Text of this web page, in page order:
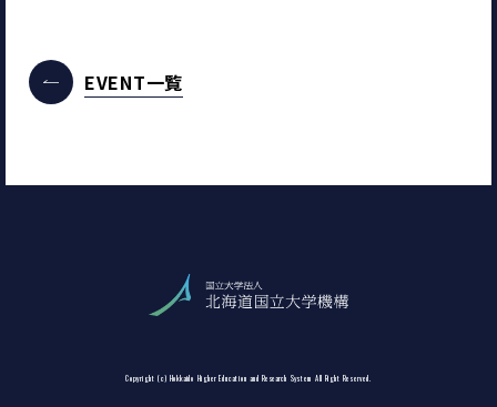
EVENT一覧
Copyright (c) Hokkaido Higher Education and Research System All Right Reserved.